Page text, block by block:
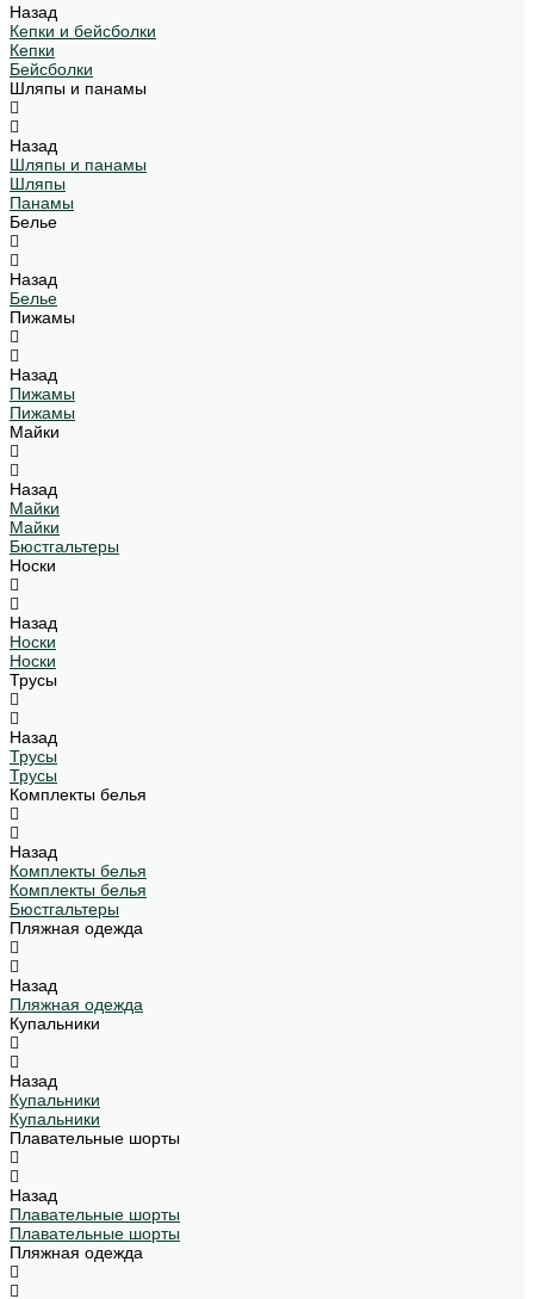
Назад
Кепки и бейсболки
Кепки
Бейсболки
Шляпы и панамы
Назад
Шляпы и панамы
Шляпы
Панамы
Белье
Назад
Белье
Пижамы
Назад
Пижамы
Пижамы
Майки
Назад
Майки
Майки
Бюстгальтеры
Носки
Назад
Носки
Носки
Трусы
Назад
Трусы
Трусы
Комплекты белья
Назад
Комплекты белья
Комплекты белья
Бюстгальтеры
Пляжная одежда
Назад
Пляжная одежда
Купальники
Назад
Купальники
Купальники
Плавательные шорты
Назад
Плавательные шорты
Плавательные шорты
Пляжная одежда